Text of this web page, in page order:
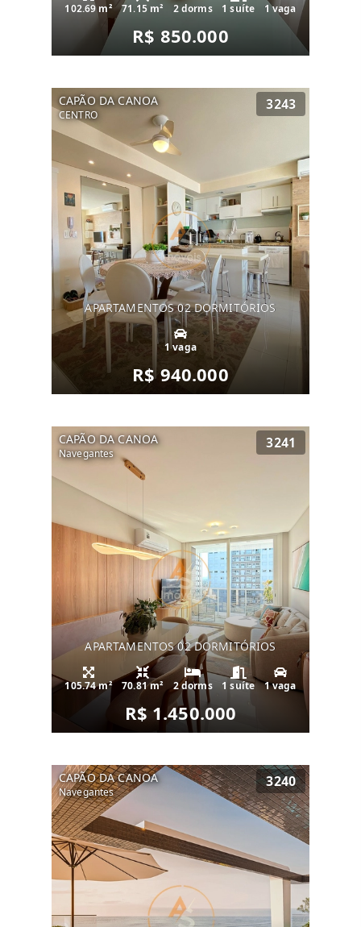
102.69 m² 71.15 m² 2 dorms 1 suíte 1 vaga
R$ 850.000
CAPÃO DA CANOA
CENTRO
3243
APARTAMENTOS 02 DORMITÓRIOS
1 vaga
R$ 940.000
CAPÃO DA CANOA
Navegantes
3241
APARTAMENTOS 02 DORMITÓRIOS
105.74 m² 70.81 m² 2 dorms 1 suíte 1 vaga
R$ 1.450.000
CAPÃO DA CANOA
Navegantes
3240